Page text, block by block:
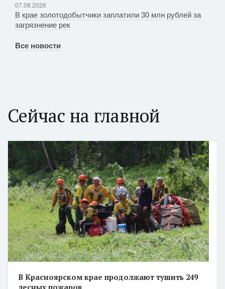
07.08.2026
В крае золотодобытчики заплатили 30 млн рублей за
загрязнение рек
Все новости
Сейчас на главной
В Красноярском крае продолжают тушить 249
лесных пожаров